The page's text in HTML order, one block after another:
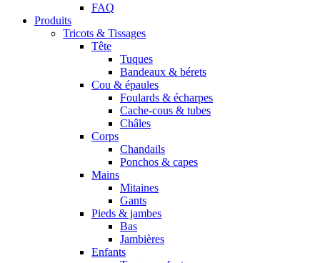
FAQ
Produits
Tricots & Tissages
Tête
Tuques
Bandeaux & bérets
Cou & épaules
Foulards & écharpes
Cache-cous & tubes
Châles
Corps
Chandails
Ponchos & capes
Mains
Mitaines
Gants
Pieds & jambes
Bas
Jambières
Enfants